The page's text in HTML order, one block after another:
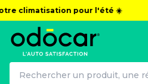
climatisation pour l'été ☀️